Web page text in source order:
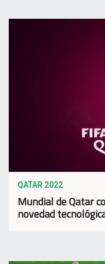
QATAR 2022
Mundial de Qatar
novedad